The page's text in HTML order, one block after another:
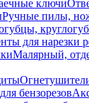
ключи
Ручные пилы,
для нарезки
Малярный,
бензорезов